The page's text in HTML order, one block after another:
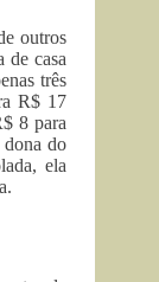
outros
de casa
três
R$ 17
8 para
do
ela